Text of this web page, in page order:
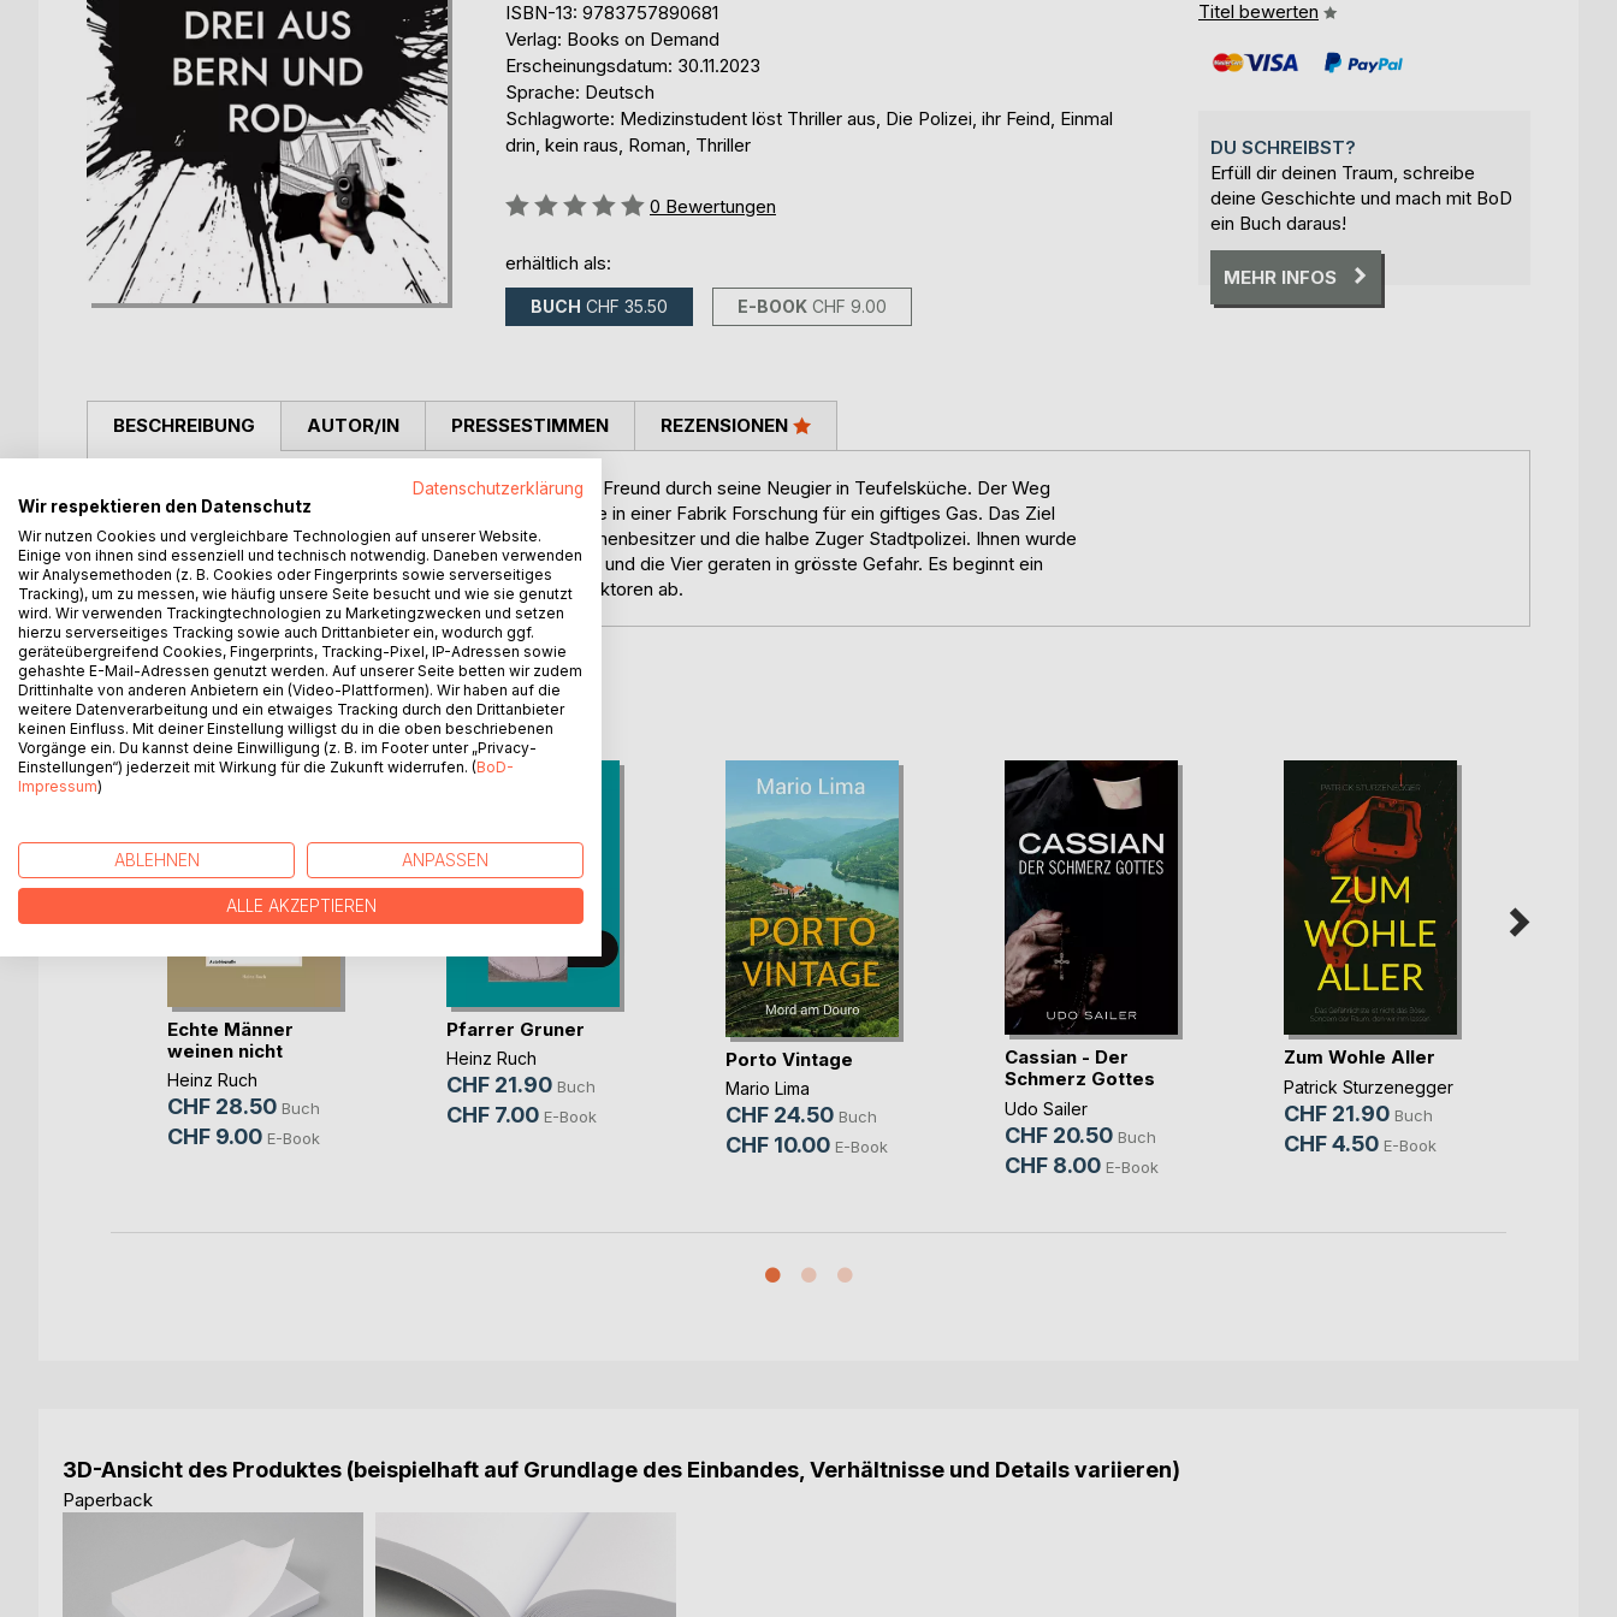
ISBN-13: 9783757890681
Verlag: Books on Demand
Erscheinungsdatum: 30.11.2023
Sprache: Deutsch
Schlagworte: Medizinstudent löst Thriller aus, Die Polizei, ihr Feind, Einmal
drin, kein raus, Roman, Thriller
Bewertung::
0 Bewertungen
erhältlich als:
BUCH CHF 35.50 E-BOOK CHF 9.00
Titel bewerten
DU SCHREIBST?
Erfüll dir deinen Traum, schreibe
deine Geschichte und mach mit BoD
ein Buch daraus!
MEHR INFOS
BESCHREIBUNG
Eric, ein Medizinstudent, gerät mit seinem Onkel und dem Freund durch seine Neugier in Teufelsküche. Der Weg
führt sie von Bern nach Zug. Dort betreibt eine Japansekte in einer Fabrik Forschung für ein giftiges Gas. Das Ziel
ist, die Welt zu beherrschen. Mit von der Partie ist der Firmenbesitzer und die halbe Zuger Stadtpolizei. Ihnen wurde
das Blaue vom Himmel vorgegaukelt. Die Drei treffen Ron und die Vier geraten in grösste Gefahr. Es beginnt ein
Wettlauf mit der Zeit. Tod oder Leben hängt von vielen Faktoren ab.
AUTOR/IN PRESSESTIMMEN REZENSIONEN
WEITERE TITEL BEIBoD
Echte Männer
weinen nicht
Heinz Ruch
CHF 28.50 Buch
CHF 9.00 E-Book
Pfarrer Gruner
Heinz Ruch
CHF 21.90 Buch
CHF 7.00 E-Book
Porto Vintage
Mario Lima
CHF 24.50 Buch
CHF 10.00 E-Book
Cassian - Der
Schmerz Gottes
Udo Sailer
CHF 20.50 Buch
CHF 8.00 E-Book
Zum Wohle Aller
Patrick Sturzenegger
CHF 21.90 Buch
CHF 4.50 E-Book
3D-Ansicht des Produktes (beispielhaft auf Grundlage des Einbandes, Verhältnisse und Details variieren)
Paperback
Datenschutzerklärung
Wir respektieren den Datenschutz
Wir nutzen Cookies und vergleichbare Technologien auf unserer Website.
Einige von ihnen sind essenziell und technisch notwendig. Daneben verwenden
wir Analysemethoden (z. B. Cookies oder Fingerprints sowie serverseitiges
Tracking), um zu messen, wie häufig unsere Seite besucht und wie sie genutzt
wird. Wir verwenden Trackingtechnologien zu Marketingzwecken und setzen
hierzu serverseitiges Tracking sowie auch Drittanbieter ein, wodurch ggf.
geräteübergreifend Cookies, Fingerprints, Tracking-Pixel, IP-Adressen sowie
gehashte E-Mail-Adressen genutzt werden. Auf unserer Seite betten wir zudem
Drittinhalte von anderen Anbietern ein (Video-Plattformen). Wir haben auf die
weitere Datenverarbeitung und ein etwaiges Tracking durch den Drittanbieter
keinen Einfluss. Mit deiner Einstellung willigst du in die oben beschriebenen
Vorgänge ein. Du kannst deine Einwilligung (z. B. im Footer unter „Privacy-
Einstellungen“) jederzeit mit Wirkung für die Zukunft widerrufen. (BoD-
Impressum)
ABLEHNEN ANPASSEN
ALLE AKZEPTIEREN